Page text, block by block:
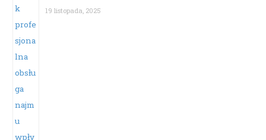
19 listopada, 2025